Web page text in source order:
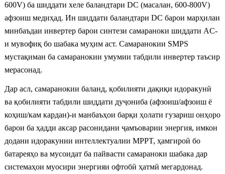
600V) ба шиддати хеле баландтари DC (масалан, 600-800V)
афзоиш медиҳад. Ин шиддати баландтари DC барои марҳилаи
минбаъдаи инвертер барои синтези самараноки шиддати AC-
и мувофиқ бо шабака муҳим аст. Самаранокии SMPS
мустақиман ба самаранокии умумии табдили инвертер таъсир
мерасонад.
Дар асл, самаранокии баланд, қобилияти дақиқи идоракунӣ
ва қобилияти табдили шиддати дуҷониба (афзоиш/афзоиш ё
коҳиш/кам кардан)-и манбаъҳои барқи ҳолати гузариш онҳоро
барои ба ҳадди аксар расонидани ҷамъоварии энергия, имкон
додани идоракунии интеллектуалии MPPT, ҳамгироӣ бо
батареяҳо ва мусоидат ба пайвасти самараноки шабака дар
системаҳои муосири энергияи офтобӣ ҳатмӣ мегардонад.